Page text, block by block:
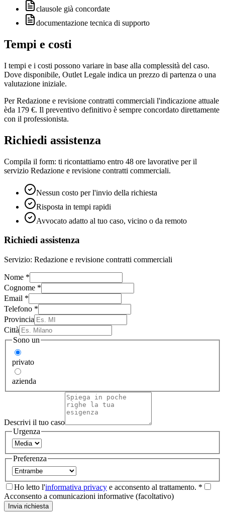
clausole già concordate
documentazione tecnica di supporto
Tempi e costi
I tempi e i costi possono variare in base alla complessità del caso.
Dove disponibile, Outlet Legale indica un prezzo di partenza o una
valutazione iniziale.
PerRedazione e revisione contratti commerciali l'indicazione attuale
èda 179 €. Il preventivo definitivo è sempre concordato direttamente
con il professionista.
Richiedi assistenza
Compila il form: ti ricontattiamo entro 48 ore lavorative per il
servizio Redazione e revisione contratti commerciali.
Nessun costo per l'invio della richiesta
Risposta in tempi rapidi
Avvocato adatto al tuo caso, vicino o da remoto
Richiedi assistenza
Servizio: Redazione e revisione contratti commerciali
Nome *
Cognome *
Email *
Telefono *
Provincia
Città
Sono un
privato
azienda
Descrivi il tuo caso
Urgenza
Preferenza
Ho letto l'informativa privacy e acconsento al trattamento. *
Acconsento a comunicazioni informative (facoltativo)
Invia richiesta